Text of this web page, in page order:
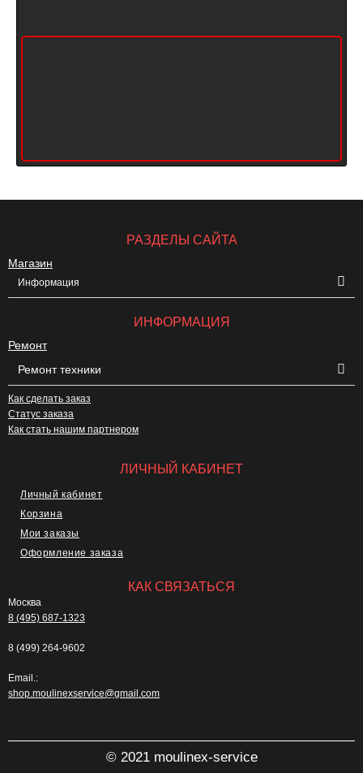
РАЗДЕЛЫ САЙТА
Магазин
Информация
ИНФОРМАЦИЯ
Ремонт
Ремонт техники
Как сделать заказ
Статус заказа
Как стать нашим партнером
ЛИЧНЫЙ КАБИНЕТ
Личный кабинет
Корзина
Мои заказы
Оформление заказа
КАК СВЯЗАТЬСЯ
Москва
8 (495) 687-1323
8 (499) 264-9602
Email.:
shop.moulinexservice@gmail.com
© 2021 moulinex-service